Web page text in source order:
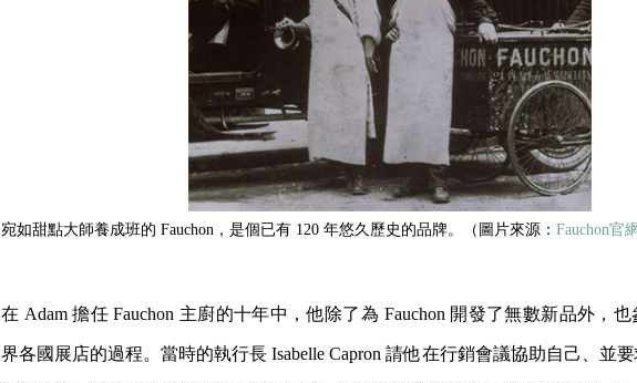
宛如甜點大師養成班的 Fauchon，是個已有 120 年悠久歷史的品牌。（圖片來源： Fauchon官
在 Adam 擔任 Fauchon 主廚的十年中，他除了為 Fauchon 開發了無數新品外，
界各國展店的過程。當時的執行長 Isabelle Capron 請他在行銷會議協助自己、並